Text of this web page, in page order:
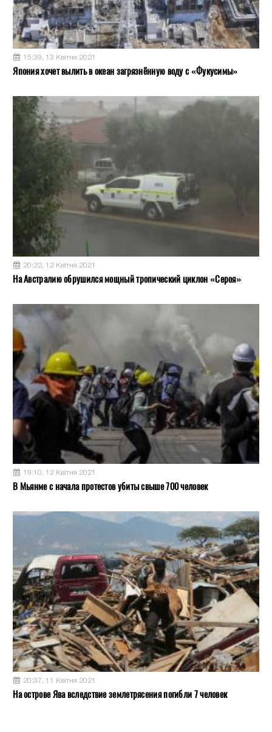
15:39, 13 Квітня 2021
Япония хочет вылить в океан загрязнённую воду с «Фукусимы»
20:22, 12 Квітня 2021
На Австралию обрушился мощный тропический циклон «Сероя»
19:10, 12 Квітня 2021
В Мьянме с начала протестов убиты свыше 700 человек
20:37, 11 Квітня 2021
На острове Ява вследствие землетрясения погибли 7 человек